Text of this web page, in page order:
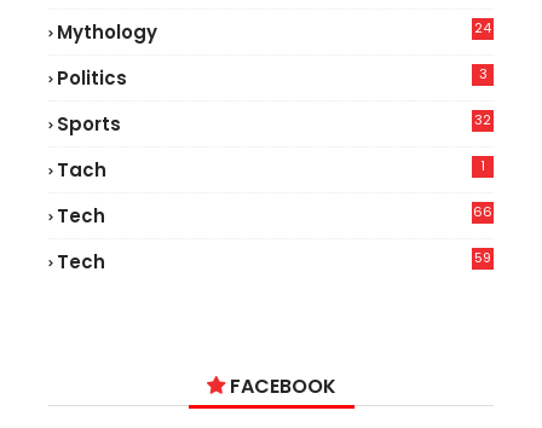
Mythology 24
Politics 3
Sports 32
Tach 1
Tech
66
Tech
59
FACEBOOK